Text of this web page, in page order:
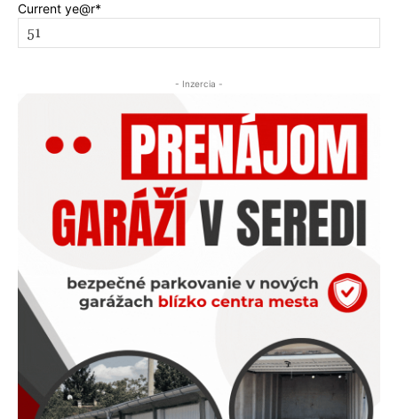
Current ye@r*
- Inzercia -